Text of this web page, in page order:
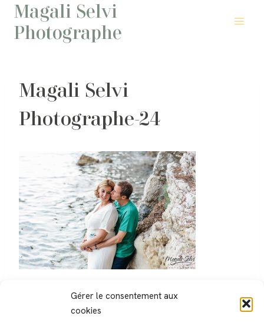
Gérer le consentement aux
cookies
Aller
contenu
Magali Selvi
Photographe
Magali Selvi
Photographe-24